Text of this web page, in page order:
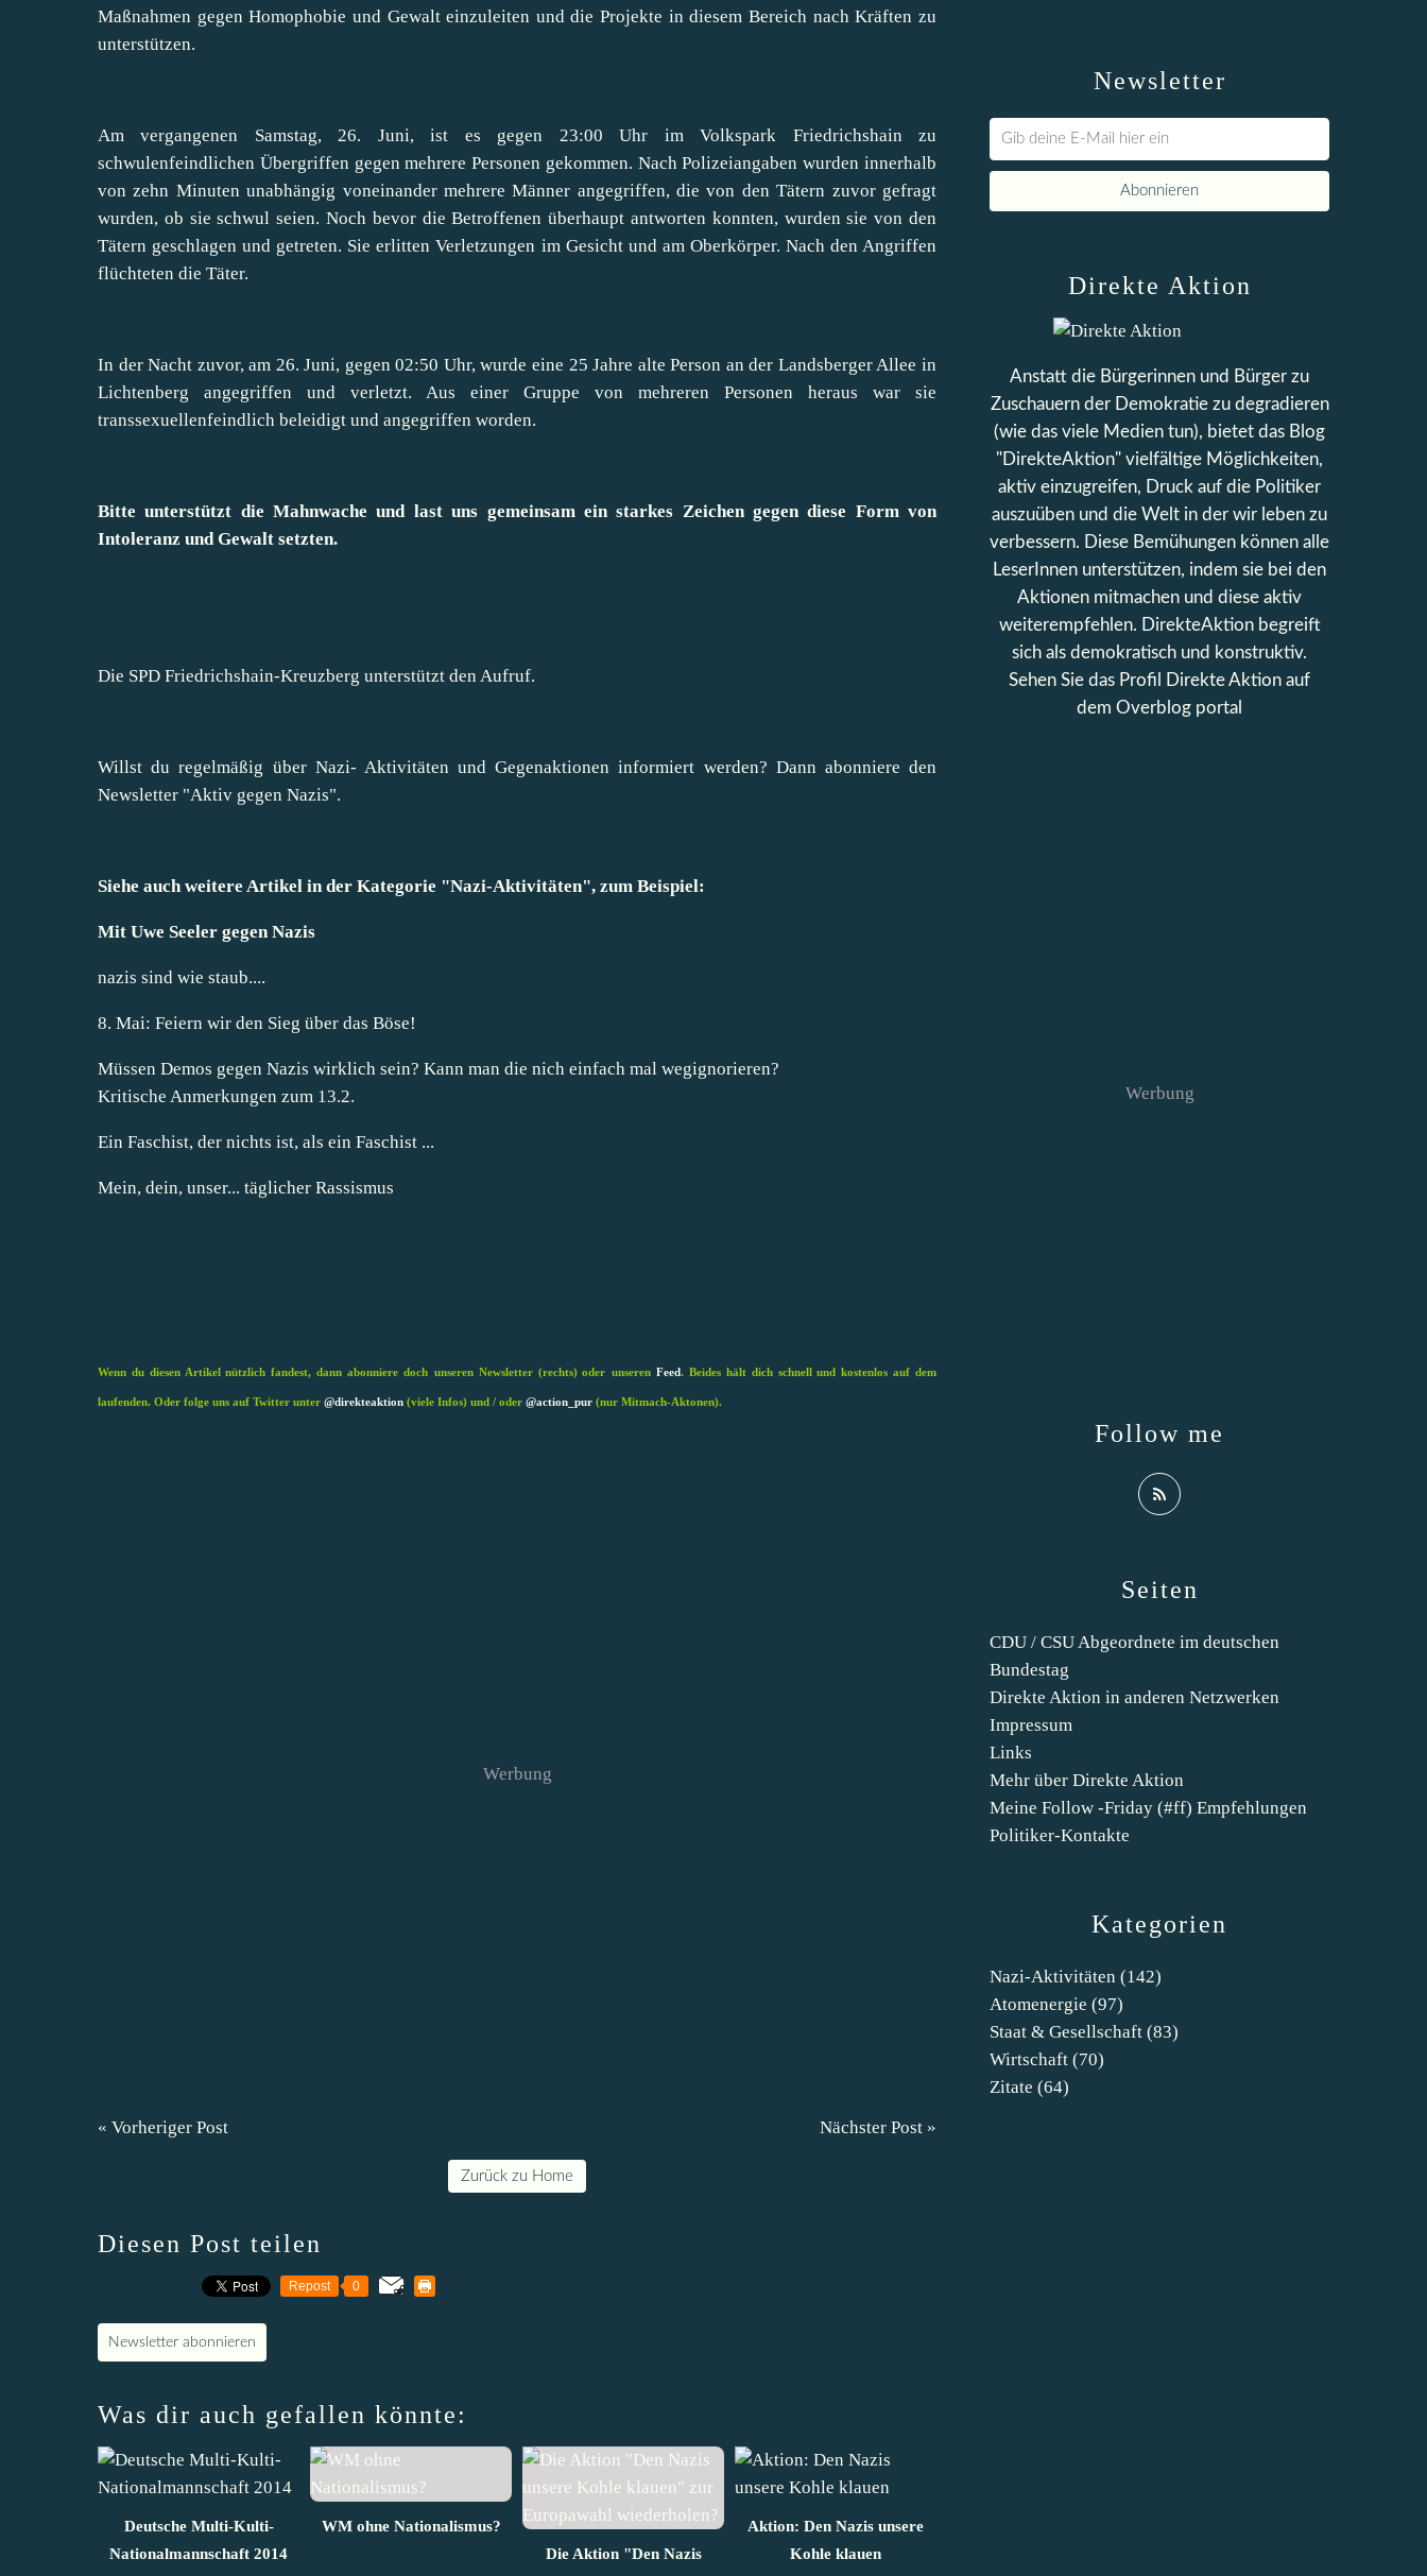
Maßnahmen gegen Homophobie und Gewalt einzuleiten und die Projekte in diesem Bereich nach Kräften zu
unterstützen.
Am vergangenen Samstag, 26. Juni, ist es gegen 23:00 Uhr im Volkspark Friedrichshain zu
schwulenfeindlichen Übergriffen gegen mehrere Personen gekommen. Nach Polizeiangaben wurden innerhalb
von zehn Minuten unabhängig voneinander mehrere Männer angegriffen, die von den Tätern zuvor gefragt
wurden, ob sie schwul seien. Noch bevor die Betroffenen überhaupt antworten konnten, wurden sie von den
Tätern geschlagen und getreten. Sie erlitten Verletzungen im Gesicht und am Oberkörper. Nach den Angriffen
flüchteten die Täter.
In der Nacht zuvor, am 26. Juni, gegen 02:50 Uhr, wurde eine 25 Jahre alte Person an der Landsberger Allee in
Lichtenberg angegriffen und verletzt. Aus einer Gruppe von mehreren Personen heraus war sie
transsexuellenfeindlich beleidigt und angegriffen worden.
Bitte unterstützt die Mahnwache und last uns gemeinsam ein starkes Zeichen gegen diese Form von
Intoleranz und Gewalt setzten.
Die SPD Friedrichshain-Kreuzberg unterstützt den Aufruf.
Willst du regelmäßig über Nazi- Aktivitäten und Gegenaktionen informiert werden? Dann abonniere den
Newsletter "Aktiv gegen Nazis".
Siehe auch weitere Artikel in der Kategorie "Nazi-Aktivitäten", zum Beispiel:
Mit Uwe Seeler gegen Nazis
nazis sind wie staub....
8. Mai: Feiern wir den Sieg über das Böse!
Müssen Demos gegen Nazis wirklich sein? Kann man die nich einfach mal wegignorieren?
Kritische Anmerkungen zum 13.2.
Ein Faschist, der nichts ist, als ein Faschist ...
Mein, dein, unser... täglicher Rassismus
Wenn du diesen Artikel nützlich fandest, dann abonniere doch unseren Newsletter (rechts) oder unserenFeed. Beides hält dich schnell und kostenlos auf dem
laufenden. Oder folge uns auf Twitter unter @direkteaktion (viele Infos) und / oder @action_pur (nur Mitmach-Aktonen).
Werbung
« Vorheriger Post Nächster Post »
Zurück zu Home
Diesen Post teilen
Repost 0
Newsletter abonnieren
Was dir auch gefallen könnte:
Deutsche Multi-Kulti-
Nationalmannschaft 2014
WM ohne Nationalismus?
Die Aktion "Den Nazis
Aktion: Den Nazis unsere
Kohle klauen
Newsletter
Kategorien
Nazi-Aktivitäten (142)
Atomenergie (97)
Staat & Gesellschaft (83)
Wirtschaft (70)
Zitate (64)
Seiten
CDU / CSU Abgeordnete im deutschen
Bundestag
Direkte Aktion in anderen Netzwerken
Impressum
Links
Mehr über Direkte Aktion
Meine Follow -Friday (#ff) Empfehlungen
Politiker-Kontakte
Direkte Aktion
Anstatt die Bürgerinnen und Bürger zu
Zuschauern der Demokratie zu degradieren
(wie das viele Medien tun), bietet das Blog
"DirekteAktion" vielfältige Möglichkeiten,
aktiv einzugreifen, Druck auf die Politiker
auszuüben und die Welt in der wir leben zu
verbessern. Diese Bemühungen können alle
LeserInnen unterstützen, indem sie bei den
Aktionen mitmachen und diese aktiv
weiterempfehlen. DirekteAktion begreift
sich als demokratisch und konstruktiv.
Sehen Sie das Profil
Direkte Aktion auf
dem Overblog portal
Follow me
Werbung